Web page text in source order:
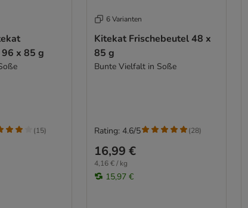
x 85 g
(15)
6 Varianten
Kitekat Frischebeutel 48 x
85 g
Bunte Vielfalt in Soße
16,99 €
4,16 € / kg
15,97 €
Rating: 4.6/5 (28)